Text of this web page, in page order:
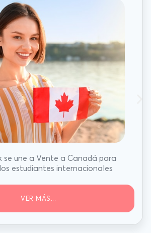
se une a Vente a Canadá para
estudiantes internacionales
VER MÁS...